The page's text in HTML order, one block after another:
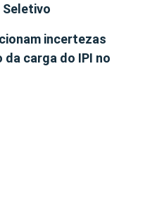
incertezas
carga do IPI no